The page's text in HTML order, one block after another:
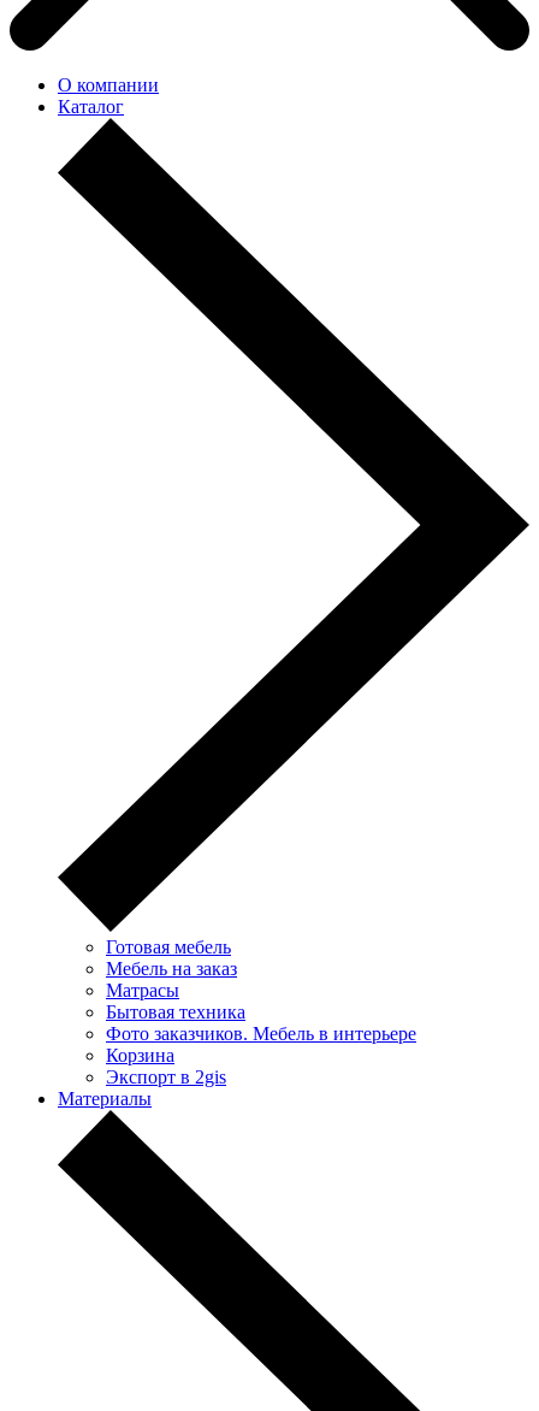
О компании
Каталог
Готовая мебель
Мебель на заказ
Матрасы
Бытовая техника
Фото заказчиков. Мебель в интерьере
Корзина
Экспорт в 2gis
Материалы